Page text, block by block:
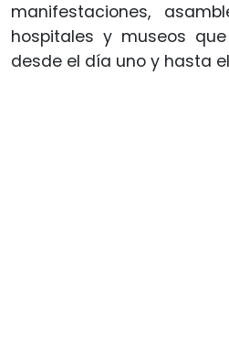
manifestaciones,
hospitales y museos
desde el día uno y hasta